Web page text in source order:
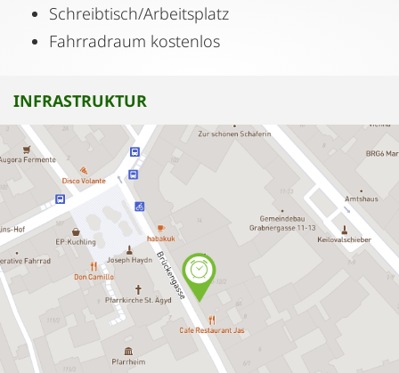
Schreibtisch/Arbeitsplatz
Fahrradraum kostenlos
INFRASTRUKTUR